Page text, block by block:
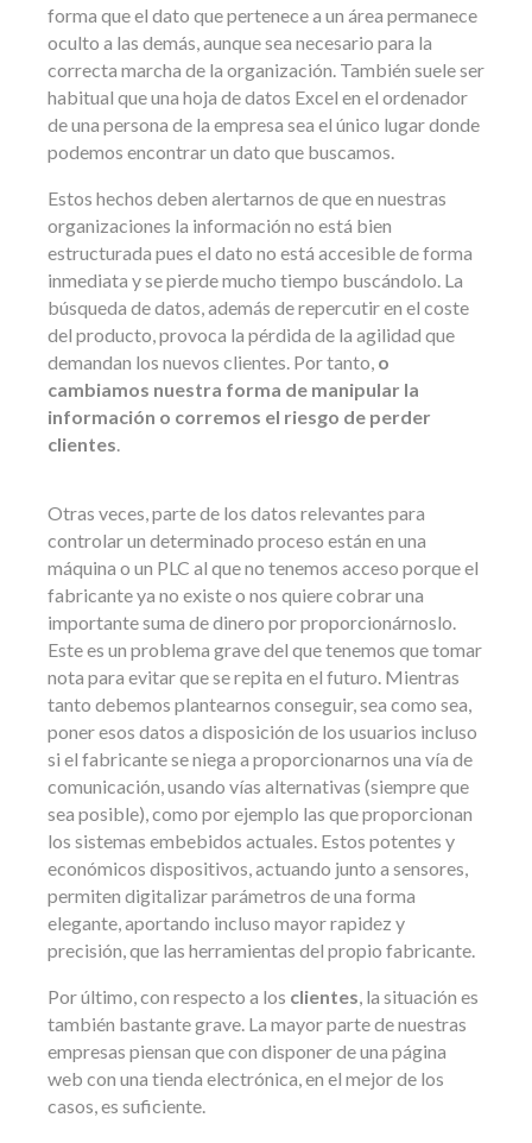
forma que el dato que pertenece a un área permanece
oculto a las demás, aunque sea necesario para la
correcta marcha de la organización. También suele ser
habitual que una hoja de datos Excel en el ordenador
de una persona de la empresa sea el único lugar donde
podemos encontrar un dato que buscamos.
Estos hechos deben alertarnos de que en nuestras
organizaciones la información no está bien
estructurada pues el dato no está accesible de forma
inmediata y se pierde mucho tiempo buscándolo. La
búsqueda de datos, además de repercutir en el coste
del producto, provoca la pérdida de la agilidad que
demandan los nuevos clientes. Por tanto, o
cambiamos nuestra forma de manipular la
información o corremos el riesgo de perder
clientes
Otras veces, parte de los datos relevantes para
controlar un determinado proceso están en una
máquina o un PLC al que no tenemos acceso porque el
fabricante ya no existe o nos quiere cobrar una
importante suma de dinero por proporcionárnoslo.
Este es un problema grave del que tenemos que tomar
nota para evitar que se repita en el futuro. Mientras
tanto debemos plantearnos conseguir, sea como sea,
poner esos datos a disposición de los usuarios incluso
si el fabricante se niega a proporcionarnos una vía de
comunicación, usando vías alternativas (siempre que
sea posible), como por ejemplo las que proporcionan
los sistemas embebidos actuales. Estos potentes y
económicos dispositivos, actuando junto a sensores,
permiten digitalizar parámetros de una forma
elegante, aportando incluso mayor rapidez y
precisión, que las herramientas del propio fabricante.
Por último, con respecto a los clientes , la situación es
también bastante grave. La mayor parte de nuestras
empresas piensan que con disponer de una página
web con una tienda electrónica, en el mejor de los
casos, es suficiente.